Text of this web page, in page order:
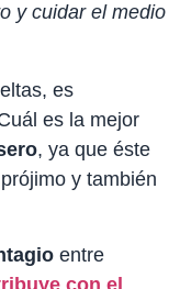
y cuidar el medio
es
es la mejor
, ya que éste
y también
entre
con el